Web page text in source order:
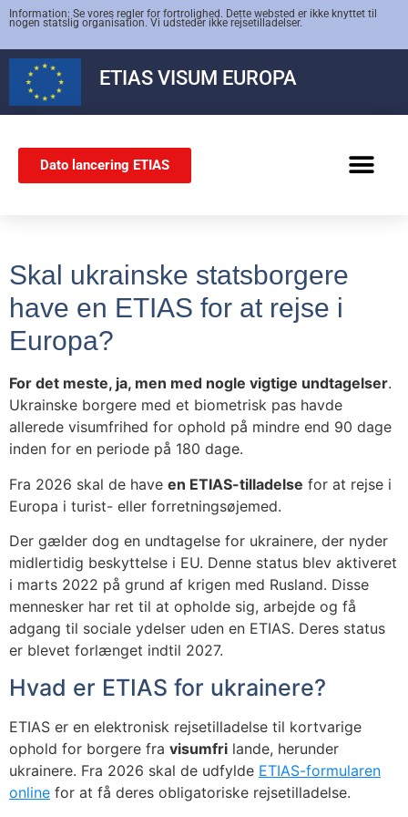
Information: Se vores regler for fortrolighed. Dette websted er ikke knyttet til
nogen statslig organisation. Vi udsteder ikke rejsetilladelser.
ETIASVISUM EUROPA
Dato lancering ETIAS
Skal ukrainske statsborgere
have en ETIAS for at rejse i
Europa?
For det meste, ja, men med nogle vigtige undtagelser.
Ukrainske borgere med et biometrisk pas havde
allerede visumfrihed for ophold på mindre end 90 dage
inden for en periode på 180 dage.
Fra 2026 skal de have en ETIAS-tilladelse for at rejse i
Europa i turist- eller forretningsøjemed.
Der gælder dog en undtagelse for ukrainere, der nyder
midlertidig beskyttelse i EU. Denne status blev aktiveret
i marts 2022 på grund af krigen med Rusland. Disse
mennesker har ret til at opholde sig, arbejde og få
adgang til sociale ydelser uden en ETIAS. Deres status
er blevet forlænget indtil 2027.
Hvad er ETIAS for ukrainere?
ETIAS er en elektronisk rejsetilladelse til kortvarige
ophold for borgere fra visumfri lande, herunder
ukrainere. Fra 2026 skal de udfylde ETIAS-formularen
online for at få deres obligatoriske rejsetilladelse.